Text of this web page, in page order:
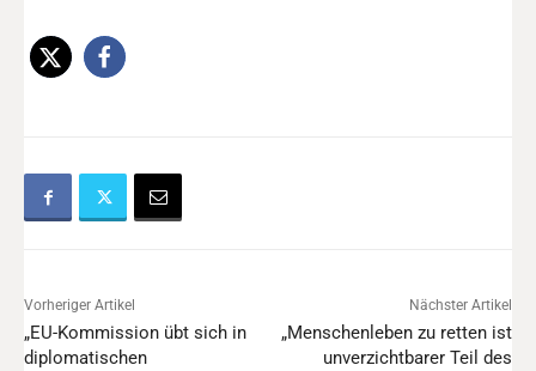
Vorheriger Artikel
„EU-Kommission übt sich in
diplomatischen
Nächster Artikel
„Menschenleben zu retten ist
unverzichtbarer Teil des